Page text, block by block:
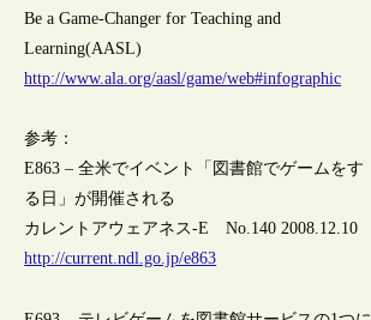
Be a Game-Changer for Teaching and
Learning(AASL)
http://www.ala.org/aasl/game/web#infographic
参考：
E863 – 全米でイベント「図書館でゲームをす
る日」が開催される
カレントアウェアネス-E No.140 2008.12.10
http://current.ndl.go.jp/e863